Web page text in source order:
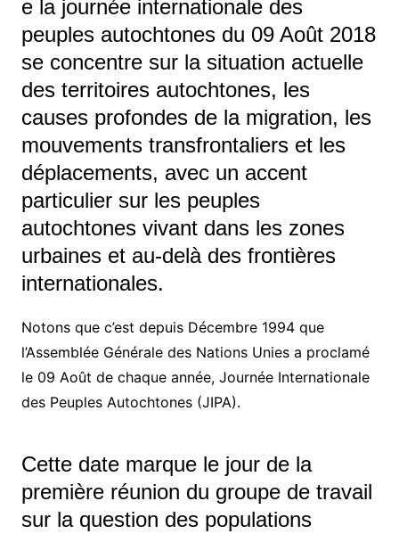
e la journée internationale des
peuples autochtones du 09 Août 2018
se concentre sur la situation actuelle
des territoires autochtones, les
causes profondes de la migration, les
mouvements transfrontaliers et les
déplacements, avec un accent
particulier sur les peuples
autochtones vivant dans les zones
urbaines et au-delà des frontières
internationales.
Notons que c’est depuis Décembre 1994 que
l’Assemblée Générale des Nations Unies a proclamé
le 09 Août de chaque année, Journée Internationale
des Peuples Autochtones (JIPA).
Cette date marque le jour de la
première réunion du groupe de travail
sur la question des populations